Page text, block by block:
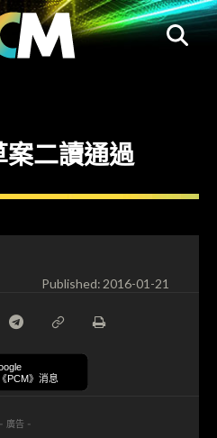
案二讀通過
Published:2016-01-21
PCM》消息
- 廣告 -